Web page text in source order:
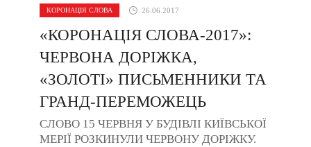
КОРОНАЦІЯ СЛОВА 26.06.2017
«КОРОНАЦІЯ СЛОВА-2017»:
ЧЕРВОНА ДОРІЖКА,
«ЗОЛОТІ» ПИСЬМЕННИКИ ТА
ГРАНД-ПЕРЕМОЖЕЦЬ
СЛОВО 15 ЧЕРВНЯ У БУДІВЛІ КИЇВСЬКОЇ
МЕРІЇ РОЗКИНУЛИ ЧЕРВОНУ ДОРІЖКУ.